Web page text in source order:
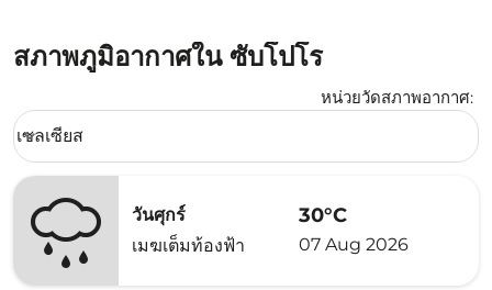
สภาพภูมิอากาศใน ซับโปโร
หน่วยวัดสภาพอากาศ:
Weather unit option เซลเซียส Selected
เซลเซียส
keyboard_arrow_down
วันศุกร์
เมฆเต็มท้องฟ้า
30°C
07 Aug 2026